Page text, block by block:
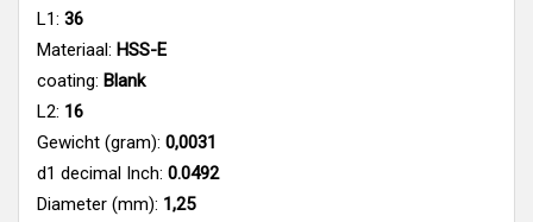
L1: 36
Materiaal: HSS-E
coating: Blank
L2: 16
Gewicht (gram): 0,0031
d1 decimal Inch: 0.0492
Diameter (mm): 1,25